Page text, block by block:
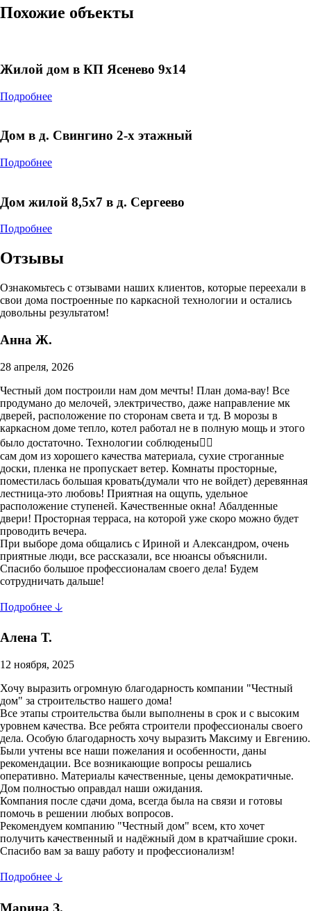
Похожие объекты
Жилой дом в КП Ясенево 9х14
Подробнее
Дом в д. Свингино 2-х этажный
Подробнее
Дом жилой 8,5х7 в д. Сергеево
Подробнее
Отзывы
Ознакомьтесь с отзывами наших клиентов, которые переехали в
свои дома построенные по каркасной технологии и остались
довольны результатом!
Анна Ж.
28 апреля, 2026
Честный дом построили нам дом мечты! План дома-вау! Все
продумано до мелочей, электричество, даже направление мк
дверей, расположение по сторонам света и тд. В морозы в
каркасном доме тепло, котел работал не в полную мощь и этого
было достаточно. Технологии соблюдены👍🏼
сам дом из хорошего качества материала, сухие строганные
доски, пленка не пропускает ветер. Комнаты просторные,
поместилась большая кровать(думали что не войдет) деревянная
лестница-это любовь! Приятная на ощупь, удельное
расположение ступеней. Качественные окна! Абалденные
двери! Просторная терраса, на которой уже скоро можно будет
проводить вечера.
При выборе дома общались с Ириной и Александром, очень
приятные люди, все рассказали, все нюансы объяснили.
Спасибо большое профессионалам своего дела! Будем
сотрудничать дальше!
Подробнее 🡣
Алена Т.
12 ноября, 2025
Хочу выразить огромную благодарность компании "Честный
дом" за строительство нашего дома!
Все этапы строительства были выполнены в срок и с высоким
уровнем качества. Все ребята строители профессионалы своего
дела. Особую благодарность хочу выразить Максиму и Евгению.
Были учтены все наши пожелания и особенности, даны
рекомендации. Все возникающие вопросы решались
оперативно. Материалы качественные, цены демократичные.
Дом полностью оправдал наши ожидания.
Компания после сдачи дома, всегда была на связи и готовы
помочь в решении любых вопросов.
Рекомендуем компанию "Честный дом" всем, кто хочет
получить качественный и надёжный дом в кратчайшие сроки.
Спасибо вам за вашу работу и профессионализм!
Подробнее 🡣
Марина З.